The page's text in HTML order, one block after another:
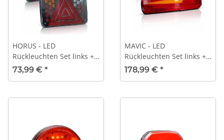
HORUS - LED
Rückleuchten Set links +
rechts - 200x51mm -
73,99 € *
MAVIC - LED
Rückleuchten Set links +
rechts - 405x152mm -
178,99 € *